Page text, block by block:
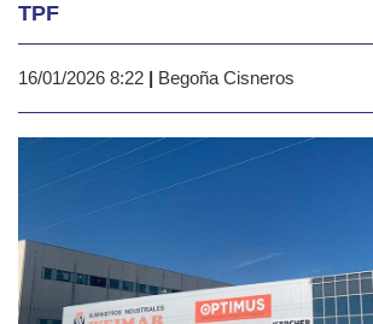
TPF
16/01/2026 8:22 | Begoña Cisneros